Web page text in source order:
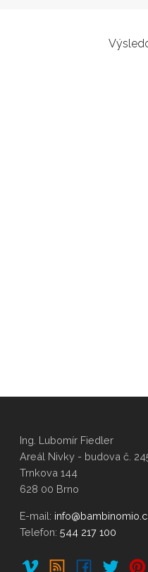
Ing. Lubomír Fiedler
Areál Nivky - budova č.
Trnkova 144
628 00 Brno
E-mail:
Telefon: 544 217 100